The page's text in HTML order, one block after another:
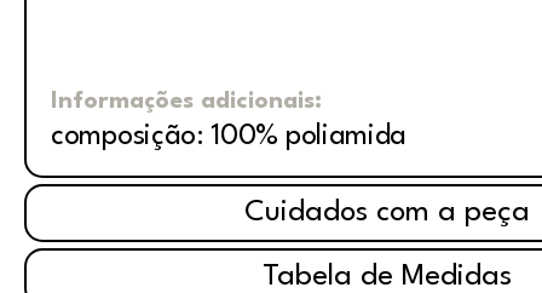
Informações adicionais:
composição: 100% poliamida
Cuidados com a peça
Tabela de Medidas